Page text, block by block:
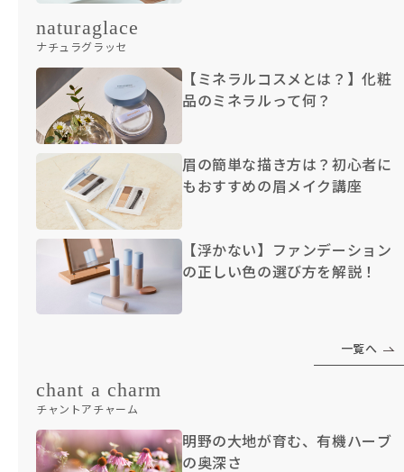
naturaglace
ナチュラグラッセ
【ミネラルコスメとは？】化粧
品のミネラルって何？
眉の簡単な描き方は？初心者に
もおすすめの眉メイク講座
【浮かない】ファンデーション
の正しい色の選び方を解説！
一覧へ
chant a charm
チャントアチャーム
明野の大地が育む、有機ハーブ
の奥深さ